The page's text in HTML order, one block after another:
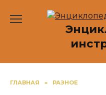
ГЛАВНАЯ » РАЗНОЕ